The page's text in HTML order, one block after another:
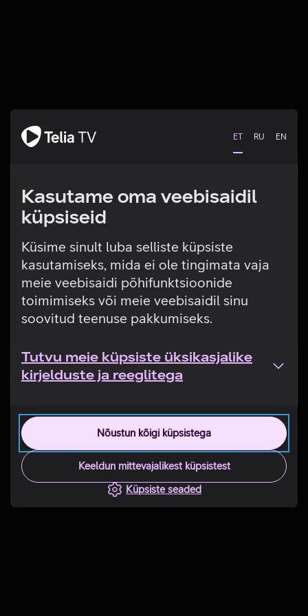
ET RU EN
Kasutame oma veebisaidil
küpsiseid
Küsime sinult luba selliste küpsiste
kasutamiseks, mida ei ole tingimata vaja
meie veebisaidi põhifunktsioonide
toimimiseks või meie veebisaidil sinu
soovitud teenuse pakkumiseks.
Tutvu meie küpsiste üksikasjalike
kirjelduste ja reeglitega
Nõustun kõigi küpsistega
Keeldun mittevajalikest küpsistest
Küpsiste seaded
Tehniline viga